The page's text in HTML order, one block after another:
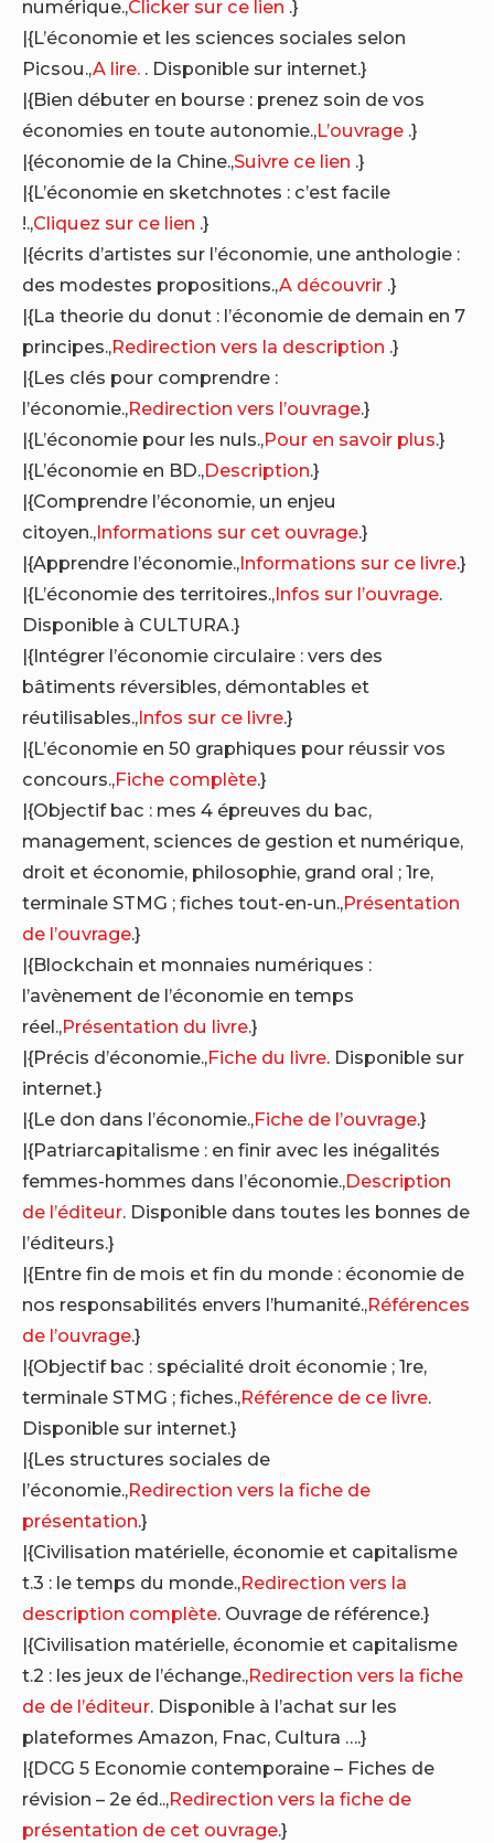
numérique.,Clicker sur ce lien .}
|{L’économie et les sciences sociales selon
Picsou.,A lire. . Disponible sur internet.}
|{Bien débuter en bourse : prenez soin de vos
économies en toute autonomie.,L’ouvrage .}
|{économie de la Chine.,Suivre ce lien .}
|{L’économie en sketchnotes : c’est facile
!.,Cliquez sur ce lien .}
|{écrits d’artistes sur l’économie, une anthologie :
des modestes propositions.,A découvrir .}
|{La theorie du donut : l’économie de demain en 7
principes.,Redirection vers la description .}
|{Les clés pour comprendre :
l’économie.,Redirection vers l’ouvrage.}
|{L’économie pour les nuls.,Pour en savoir plus.}
|{L’économie en BD.,Description.}
|{Comprendre l’économie, un enjeu
citoyen.,Informations sur cet ouvrage.}
|{Apprendre l’économie.,Informations sur ce livre.}
|{L’économie des territoires.,Infos sur l’ouvrage.
Disponible à CULTURA.}
|{Intégrer l’économie circulaire : vers des
bâtiments réversibles, démontables et
réutilisables.,Infos sur ce livre.}
|{L’économie en 50 graphiques pour réussir vos
concours.,Fiche complète.}
|{Objectif bac : mes 4 épreuves du bac,
management, sciences de gestion et numérique,
droit et économie, philosophie, grand oral ; 1re,
terminale STMG ; fiches tout-en-un.,Présentation
de l’ouvrage.}
|{Blockchain et monnaies numériques :
l’avènement de l’économie en temps
réel.,Présentation du livre.}
|{Précis d’économie.,Fiche du livre. Disponible sur
internet.}
|{Le don dans l’économie.,Fiche de l’ouvrage.}
|{Patriarcapitalisme : en finir avec les inégalités
femmes-hommes dans l’économie.,Description
de l’éditeur. Disponible dans toutes les bonnes de
l’éditeurs.}
|{Entre fin de mois et fin du monde : économie de
nos responsabilités envers l’humanité.,Références
de l’ouvrage.}
|{Objectif bac : spécialité droit économie ; 1re,
terminale STMG ; fiches.,Référence de ce livre.
Disponible sur internet.}
|{Les structures sociales de
l’économie.,Redirection vers la fiche de
présentation.}
|{Civilisation matérielle, économie et capitalisme
t.3 : le temps du monde.,Redirection vers la
description complète. Ouvrage de référence.}
|{Civilisation matérielle, économie et capitalisme
t.2 : les jeux de l’échange.,Redirection vers la fiche
de de l’éditeur. Disponible à l’achat sur les
plateformes Amazon, Fnac, Cultura ….}
|{DCG 5 Economie contemporaine – Fiches de
révision – 2e éd..,Redirection vers la fiche de
présentation de cet ouvrage.}